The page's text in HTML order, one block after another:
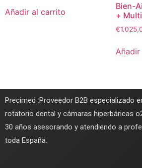
Añadir al carrito
Bien-
+
€
Precimed :Proveedor B2B especializado
rotatorio dental y cámaras hiperbáricas
30 años asesorando y atendiendo a
toda España.